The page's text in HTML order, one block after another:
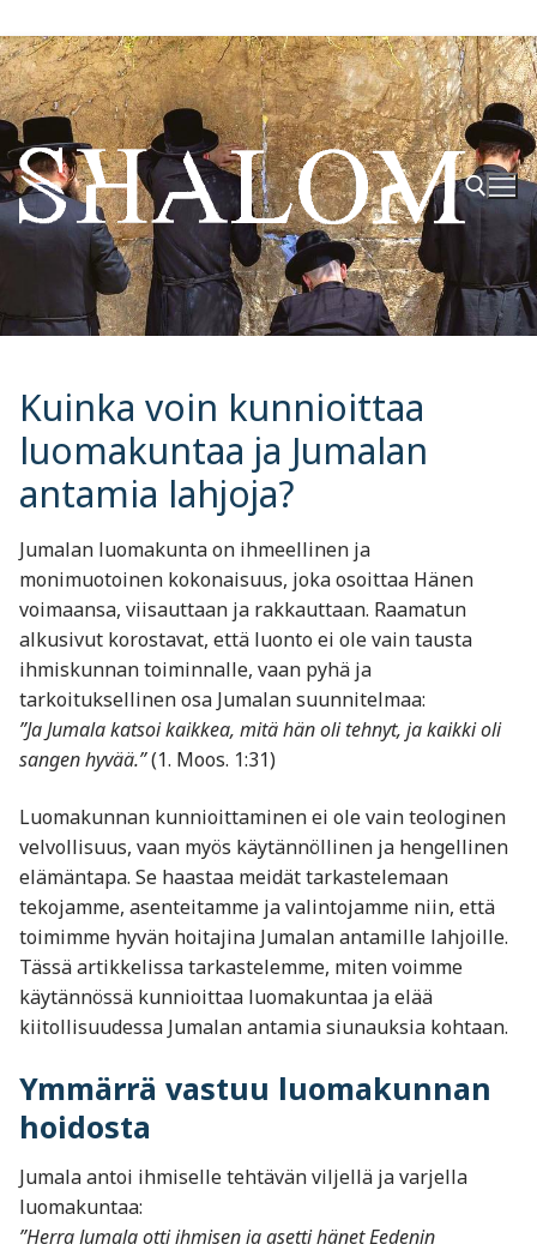
Hyppää
sisältöön
Hae:
Kuinka voin kunnioittaa
luomakuntaa ja Jumalan
antamia lahjoja?
Jumalan luomakunta on ihmeellinen ja
monimuotoinen kokonaisuus, joka osoittaa Hänen
voimaansa, viisauttaan ja rakkauttaan. Raamatun
alkusivut korostavat, että luonto ei ole vain tausta
ihmiskunnan toiminnalle, vaan pyhä ja
tarkoituksellinen osa Jumalan suunnitelmaa:
”Ja Jumala katsoi kaikkea, mitä hän oli tehnyt, ja kaikki oli
sangen hyvää.”(1. Moos. 1:31)
Luomakunnan kunnioittaminen ei ole vain teologinen
velvollisuus, vaan myös käytännöllinen ja hengellinen
elämäntapa. Se haastaa meidät tarkastelemaan
tekojamme, asenteitamme ja valintojamme niin, että
toimimme hyvän hoitajina Jumalan antamille lahjoille.
Tässä artikkelissa tarkastelemme, miten voimme
käytännössä kunnioittaa luomakuntaa ja elää
kiitollisuudessa Jumalan antamia siunauksia kohtaan.
Ymmärrä vastuu luomakunnan
hoidosta
Jumala antoi ihmiselle tehtävän viljellä ja varjella
luomakuntaa:
”Herra Jumala otti ihmisen ja asetti hänet Eedenin